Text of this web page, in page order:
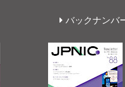
バックナンバ